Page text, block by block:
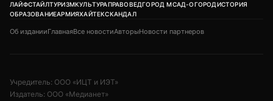
ЛАЙФСТАЙЛТУРИЗМКУЛЬТУРАПРАВОВЕДГОРОД МСАД-ОГОРОДИСТОРИЯ
ОБРАЗОВАНИЕАРМИЯХАЙТЕКСКАНДАЛ
Об изданииГлавнаяВсе новостиАвторыНовости партнеров
Учредитель: ООО «ИЦТ и ИЭТ»
Издатель: ООО «Медианет»